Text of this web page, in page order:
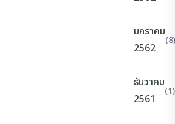
มกราคม
2562
(8)
ธันวาคม
2561
(1)